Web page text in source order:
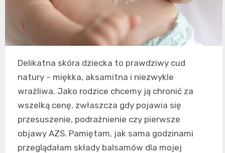
Delikatna skóra dziecka to prawdziwy cud
natury – miękka, aksamitna i niezwykle
wrażliwa. Jako rodzice chcemy ją chronić za
wszelką cenę, zwłaszcza gdy pojawia się
przesuszenie, podrażnienie czy pierwsze
objawy AZS. Pamiętam, jak sama godzinami
przeglądałam składy balsamów dla mojej